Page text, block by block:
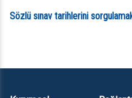
Sözlü sınav tarihlerini